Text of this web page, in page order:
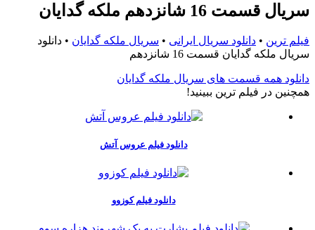
سریال قسمت 16 شانزدهم ملکه گدایان
فیلم ترین • دانلود سریال ایرانی • سریال ملکه گدایان • دانلود
سریال ملکه گدایان قسمت 16 شانزدهم
دانلود همه قسمت های سریال ملکه گدایان
همچنين در فيلم ترين ببينيد!
دانلود فیلم عروس آتش
دانلود فیلم کوزوو